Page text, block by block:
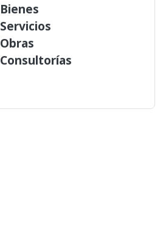
Bienes
Servicios
Obras
Consultorías